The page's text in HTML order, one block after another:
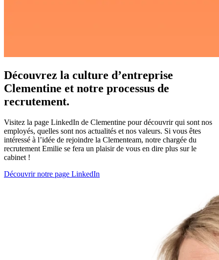
Découvrez la culture d’entreprise
Clementine et notre processus de
recrutement.
Visitez la page LinkedIn de Clementine pour découvrir qui sont nos
employés, quelles sont nos actualités et nos valeurs. Si vous êtes
intéressé à l’idée de rejoindre la Clementeam, notre chargée du
recrutement Emilie se fera un plaisir de vous en dire plus sur le
cabinet !
Découvrir notre page LinkedIn